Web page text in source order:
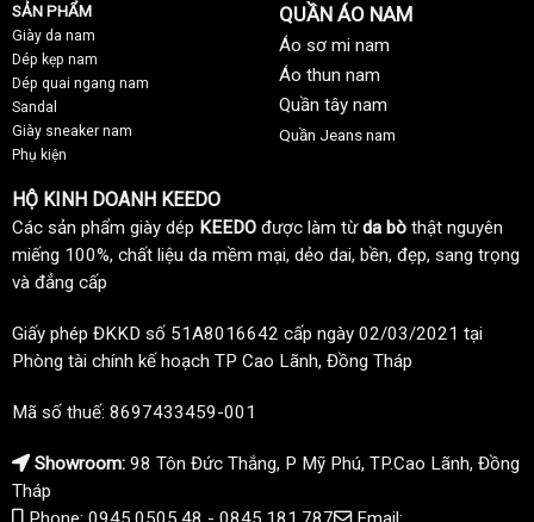
SẢN PHẨM
Giày da nam
Dép kẹp nam
Dép quai ngang nam
Sandal
Giày sneaker nam
Phụ kiện
QUẦN ÁO NAM
Áo sơ mi nam
Áo thun nam
Quần tây nam
Quần Jeans nam
HỘ KINH DOANH KEEDO
Các sản phẩm giày dép KEEDO được làm từda bò thật nguyên
miếng 100%, chất liệu da mềm mại, dẻo dai, bền, đẹp, sang trọng
và đẳng cấp
Giấy phép ĐKKD số 51A8016642 cấp ngày 02/03/2021 tại
Phòng tài chính kế hoạch TP Cao Lãnh, Đồng Tháp
Mã số thuế: 8697433459-001
Showroom: 98 Tôn Đức Thắng, P Mỹ Phú, TP.Cao Lãnh, Đồng
Tháp